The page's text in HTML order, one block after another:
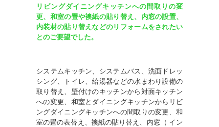
リビングダイニングキッチンへの間取りの変
更、和室の畳や襖紙の貼り替え、内窓の設置、
内装材の貼り替えなどのリフォームをされたい
とのご要望でした。
システムキッチン、システムバス、洗面ドレッ
シング、トイレ、給湯器などの水まわり設備の
取り替え、壁付けのキッチンから対面キッチン
への変更、和室とダイニングキッチンからリビ
ングダイニングキッチンへの間取りの変更、和
室の畳の表替え、襖紙の貼り替え、内窓（ イン